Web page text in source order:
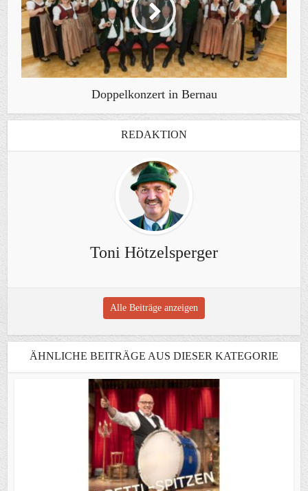
Doppelkonzert in Bernau
REDAKTION
Toni Hötzelsperger
Alle Beiträge anzeigen
ÄHNLICHE BEITRÄGE AUS DIESER KATEGORIE